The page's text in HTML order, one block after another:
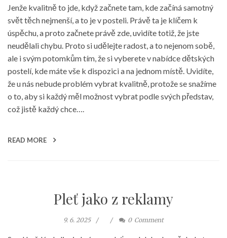
Jenže kvalitně to jde, když začnete tam, kde začíná samotný
svět těch nejmenší, a to je v posteli. Právě ta je klíčem k
úspěchu, a proto začnete právě zde, uvidíte totiž, že jste
neudělali chybu. Proto si udělejte radost, a to nejenom sobě,
ale i svým potomkům tím, že si vyberete v nabídce dětských
postelí, kde máte vše k dispozici a na jednom místě. Uvidíte,
že u nás nebude problém vybrat kvalitně, protože se snažíme
o to, aby si každý měl možnost vybrat podle svých představ,
což jistě každý chce….
READ MORE
Pleť jako z reklamy
9. 6. 2025 0 Comment